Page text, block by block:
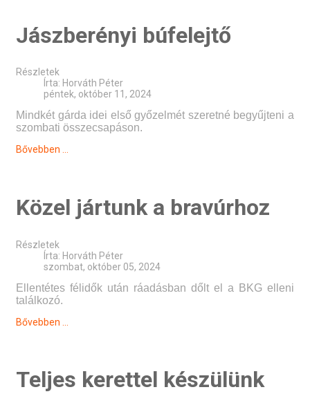
Jászberényi búfelejtő
Részletek
Írta: Horváth Péter
péntek, október 11, 2024
Mindkét gárda idei első győzelmét szeretné begyűjteni a
szombati összecsapáson.
Bővebben ...
Közel jártunk a bravúrhoz
Részletek
Írta: Horváth Péter
szombat, október 05, 2024
Ellentétes félidők után ráadásban dőlt el a BKG elleni
találkozó.
Bővebben ...
Teljes kerettel készülünk